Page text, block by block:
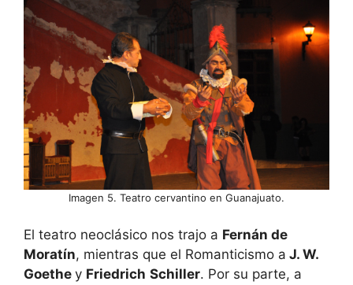
Imagen 5. Teatro cervantino en Guanajuato.
El teatro neoclásico nos trajo a Fernán de
Moratín, mientras que el Romanticismo a J. W.
Goethe y Friedrich Schiller. Por su parte, a